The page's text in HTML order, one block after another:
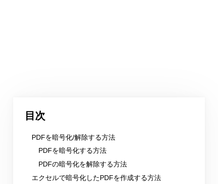
目次
PDFを暗号化/解除する方法
PDFを暗号化する方法
PDFの暗号化を解除する方法
エクセルで暗号化したPDFを作成する方法